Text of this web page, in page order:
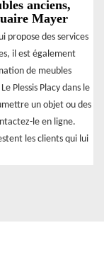
anciens,
Mayer
propose des services
il est également
de meubles
Plessis Placy dans le
un objet ou des
le en ligne.
les clients qui lui